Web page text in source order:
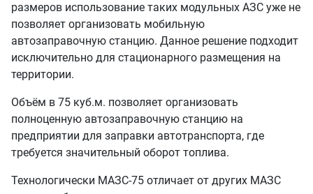
размеров использование таких модульных АЗС уже не
позволяет организовать мобильную
автозаправочную станцию. Данное решение подходит
исключительно для стационарного размещения на
территории.
Объём в 75 куб.м. позволяет организовать
полноценную автозаправочную станцию на
предприятии для заправки автотранспорта, где
требуется значительный оборот топлива.
Технологически МАЗС-75 отличает от других МАЗС